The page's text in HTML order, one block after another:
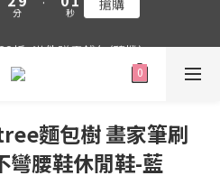
折+滿件贈零錢包(隨機)
1
0
8
7
6
5
4
1
0
麵包樹 畫家筆刷
彎腰鞋休閒鞋-藍